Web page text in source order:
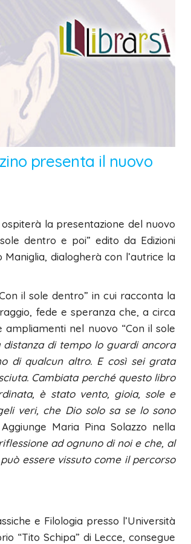
presenta il nuovo
la presentazione del nuovo
dentro e poi” edito da Edizioni
dialogherà con l’autrice la
il sole dentro” in cui racconta la
fede e speranza che, a circa
nel nuovo “Con il sole
di tempo lo guardi ancora
di qualcun altro. E così sei grata
Cambiata perché questo libro
è stato vento, gioia, sole e
veri, che Dio solo sa se lo sono
Aggiunge Maria Pina Solazzo nella
ad ognuno di noi e che, al
essere vissuto come il percorso
e Filologia presso l’Università
“Tito Schipa” di Lecce, consegue